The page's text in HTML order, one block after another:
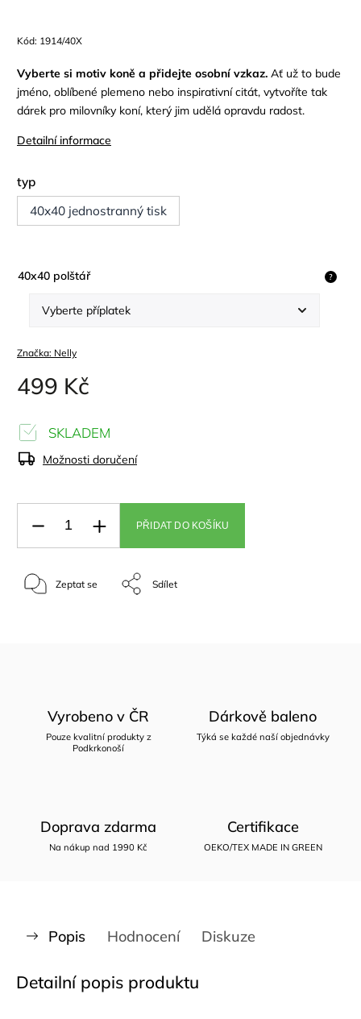
Kód: 1914/40X
Vyberte si motiv koně a přidejte osobní vzkaz. Ať už to bude
jméno, oblíbené plemeno nebo inspirativní citát, vytvoříte tak
dárek pro milovníky koní, který jim udělá opravdu radost.
Detailní informace
typ
40x40 jednostranný tisk
40x40 polštář ?
Značka: Nelly
499 Kč
SKLADEM
Možnosti doručení
PŘIDAT DO KOŠÍKU
Zeptat se Sdílet
Vyrobeno v ČR
Pouze kvalitní produkty z
Podkrkonoší
Dárkově baleno
Týká se každé naší objednávky
Doprava zdarma
Na nákup nad 1990 Kč
Certifikace
OEKO/TEX MADE IN GREEN
Popis Hodnocení Diskuze
Detailní popis produktu